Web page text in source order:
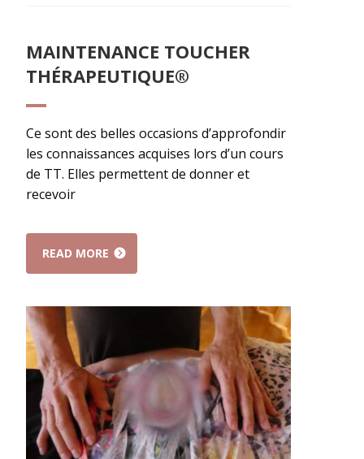
MAINTENANCE TOUCHER
THÉRAPEUTIQUE®
Ce sont des belles occasions d’approfondir
les connaissances acquises lors d’un cours
de TT. Elles permettent de donner et
recevoir
READ MORE